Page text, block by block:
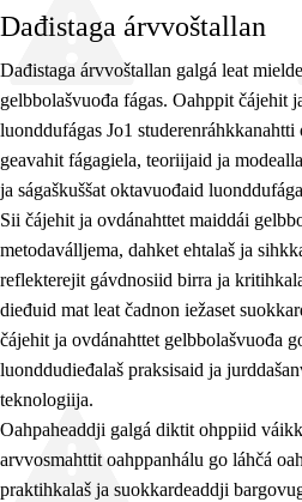
Dađistaga árvvoštallan
Dađistaga árvvoštallan galgá leat
gelbbolašvuođa fágas. Oahppit čájehit
luonddufágas Jo1
geavahit fágagiela, teoriijaid ja
ja ságaškuššat oktavuođaid
Sii čájehit ja ovdánahttet maiddái
metodaválljema, dahket ehtalaš ja
reflekterejit gávdnosiid birra ja
dieđuid mat leat čadnon iežaset
čájehit ja ovdánahttet gelbbolašvuođa
luonddudieđalaš praksisaid ja
teknologiija.
Oahpaheaddji galgá diktit ohppiid
arvvosmahttit oahppanhálu go láhčá
praktihkalaš ja suokkardeaddji